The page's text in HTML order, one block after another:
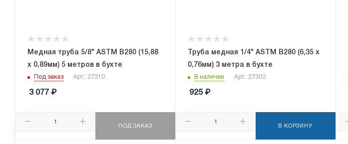
Медная труба 5/8" ASTM B280 (15,88
х 0,89мм) 5 метров в бухте
Под заказ Арт.: 27310
3 077 ₽
ПОД ЗАКАЗ
Труба медная 1/4" ASTM B280 (6,35 x
0,76мм) 3 метра в бухте
В наличии Арт.: 27302
925₽
В КОРЗИНУ